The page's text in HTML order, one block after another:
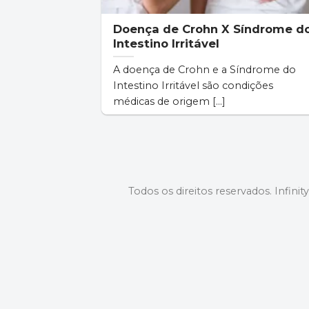
Doença de Crohn X Síndrome
Intestino Irritável
A doença de Crohn e a Síndrome do
Intestino Irritável são condições
médicas de origem [...]
Todos os direitos reservados.